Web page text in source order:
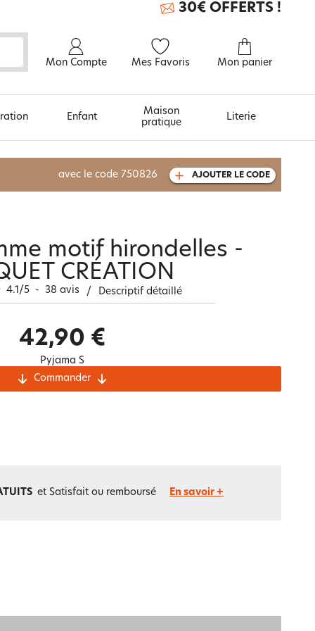
Mon Compte Mes Favoris Mon panier
30€ OFFERTS !
et
À découvrir aussi
Carte cadeau
Enfant
Maison
pratique
Literie
avec le code 750826 AJOUTER LE CODE
motif hirondelles -
CRÉATION
4.1/5 - 38 avis / Descriptif détaillé
42,90 €
Pyjama S
Commander
et Satisfait ou remboursé En savoir +